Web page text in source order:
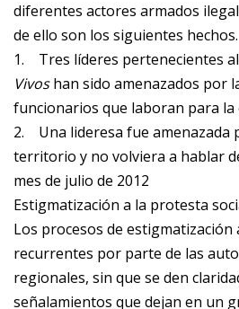
diferentes actores armados
de ello son los siguientes hechos.
1. Tres líderes pertenecientes al
Vivoshan sido amenazados por
funcionarios que laboran para la
2. Una lideresa fue amenazada
territorio y no volviera a hablar
mes de julio de 2012
Estigmatización a la protesta
Los procesos de estigmatización
recurrentes por parte de las
regionales, sin que se den
señalamientos que dejan en un